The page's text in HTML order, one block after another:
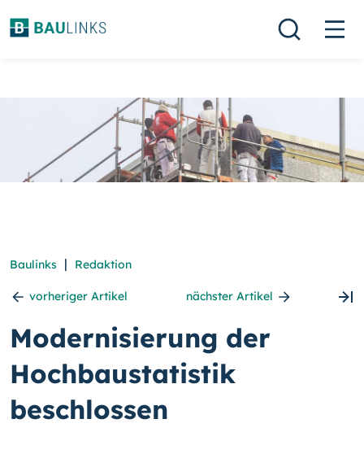
Baulinks | Redaktion
vorheriger Artikel nächster Artikel
Modernisierung der
Hochbaustatistik
beschlossen